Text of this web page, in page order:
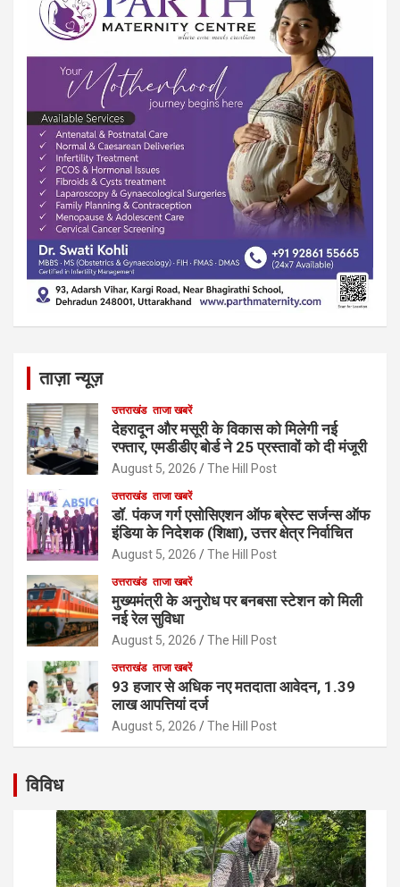
ताज़ा न्यूज़
उत्तराखंड ताजा खबरें
देहरादून और मसूरी के विकास को मिलेगी नई
रफ्तार, एमडीडीए बोर्ड ने 25 प्रस्तावों को दी मंजूरी
August 5, 2026 The Hill Post
उत्तराखंड ताजा खबरें
डॉ. पंकज गर्ग एसोसिएशन ऑफ ब्रेस्ट सर्जन्स ऑफ
इंडिया के निदेशक (शिक्षा), उत्तर क्षेत्र निर्वाचित
August 5, 2026 The Hill Post
उत्तराखंड ताजा खबरें
मुख्यमंत्री के अनुरोध पर बनबसा स्टेशन को मिली
नई रेल सुविधा
August 5, 2026 The Hill Post
उत्तराखंड ताजा खबरें
93 हजार से अधिक नए मतदाता आवेदन, 1.39
लाख आपत्तियां दर्ज
August 5, 2026 The Hill Post
विविध